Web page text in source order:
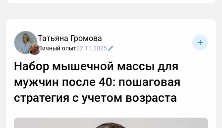
Татьяна Громова
Личный опыт22.11.2025
Набор мышечной массы для
мужчин после 40: пошаговая
стратегия с учетом возраста